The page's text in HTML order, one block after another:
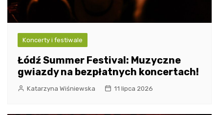
Koncerty i festiwale
Łódź Summer Festival: Muzyczne
gwiazdy na bezpłatnych koncertach!
Katarzyna Wiśniewska 11 lipca 2026